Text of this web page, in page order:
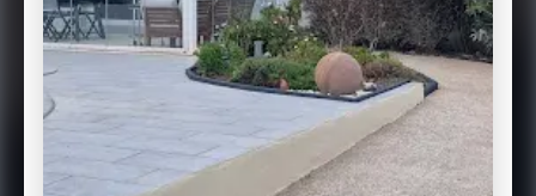
Simuler vos travaux